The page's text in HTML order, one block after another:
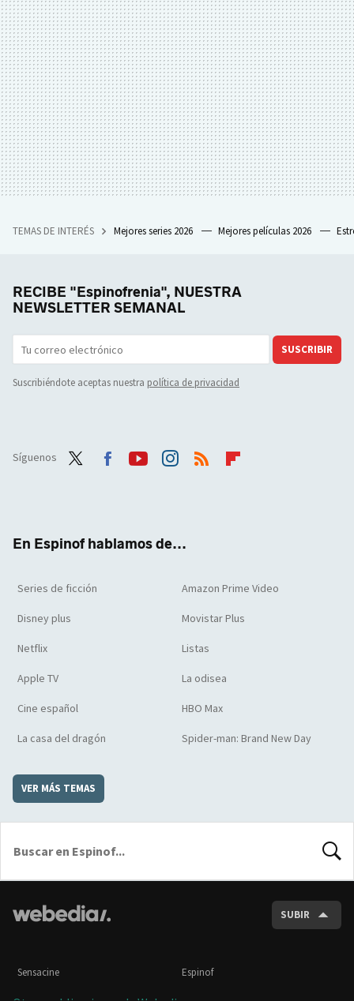
TEMAS DE INTERÉS Mejores series 2026 Mejores películas 2026
RECIBE "Espinofrenia", NUESTRA
NEWSLETTER SEMANAL
SUSCRIBIR
Suscribiéndote aceptas nuestra política de privacidad
Síguenos
En Espinof hablamos de...
Series de ficción Amazon Prime Video
Disney plus Movistar Plus
Netflix Listas
Apple TV La odisea
Cine español HBO Max
La casa del dragón Spider-man: Brand New Day
VER MÁS TEMAS
SUBIR
Sensacine Espinof